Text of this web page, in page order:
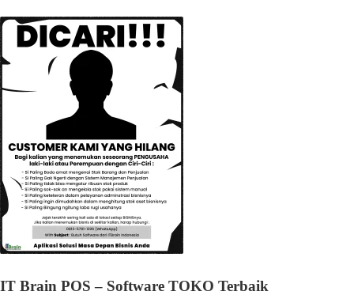
IT Brain POS – Software TOKO Terbaik